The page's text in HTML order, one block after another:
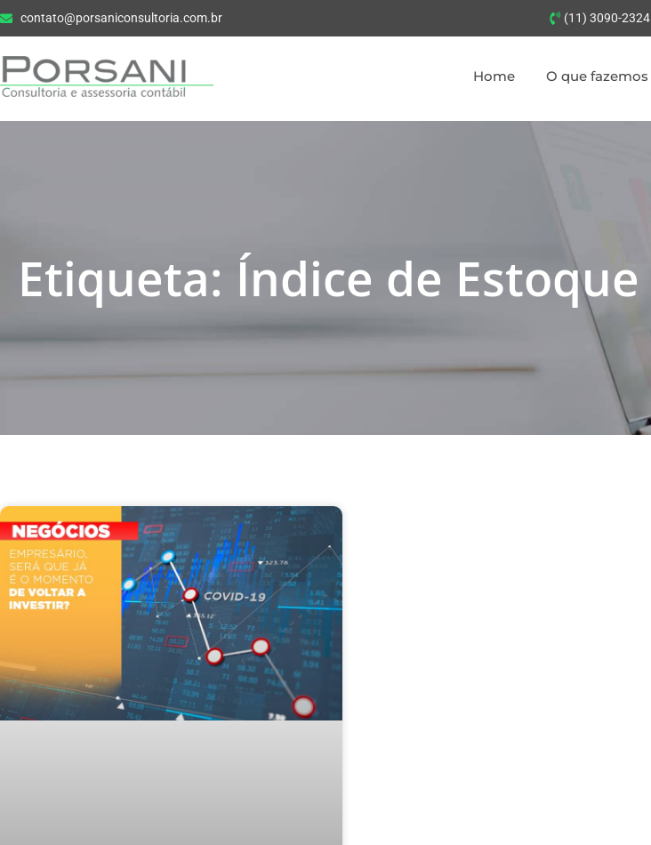
contato@porsaniconsultoria.com.br (11) 3090-2324
Home O que fazemos
Etiqueta: Índice de Estoque